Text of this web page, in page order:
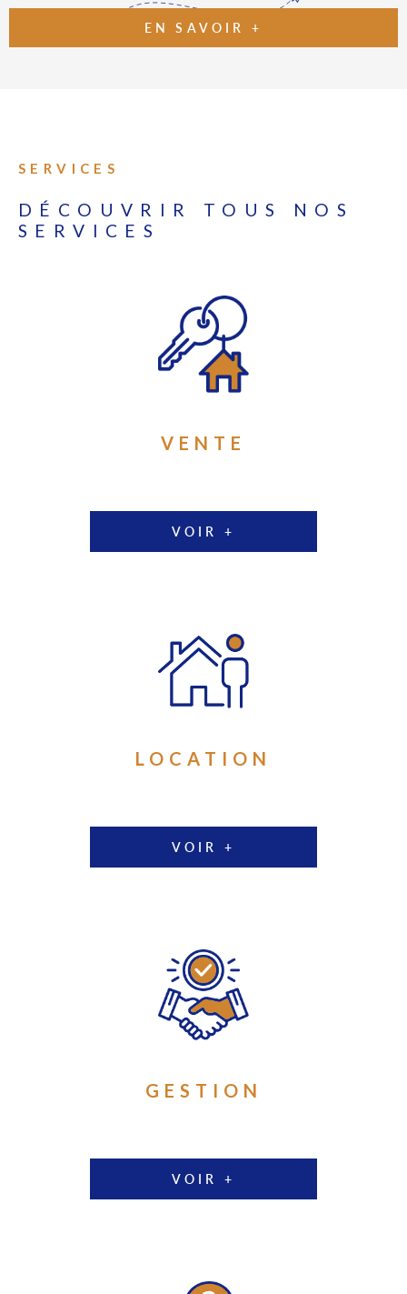
EN SAVOIR +
SERVICES
DÉCOUVRIR TOUS NOS
SERVICES
VENTE
VOIR +
LOCATION
VOIR +
GESTION
VOIR +